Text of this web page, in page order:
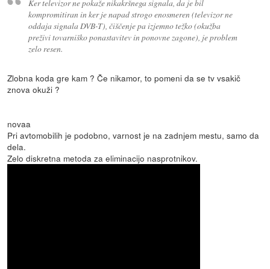
Ker televizor ne pokaže nikakršnega signala, da je bil
kompromitiran in ker je napad strogo enosmeren (televizor ne
oddaja signala DVB-T), čiščenje pa izjemno težko (okužba
preživi tovarniško ponastavitev in ponovne zagone), je problem
zelo resen.
Zlobna koda gre kam ? Če nikamor, to pomeni da se tv vsakič
znova okuži ?
novaa
Pri avtomobilih je podobno, varnost je na zadnjem mestu, samo da
dela.
Zelo diskretna metoda za eliminacijo nasprotnikov.